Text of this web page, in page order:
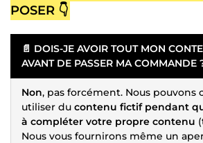
POSER 👇
📄 DOIS-JE AVOIR TOUT MON
AVANT DE PASSER MA COMMANDE
Non, pas forcément. Nous pouvons
utiliser du contenu fictif pendant
à compléter votre propre contenu
Nous vous fournirons même un